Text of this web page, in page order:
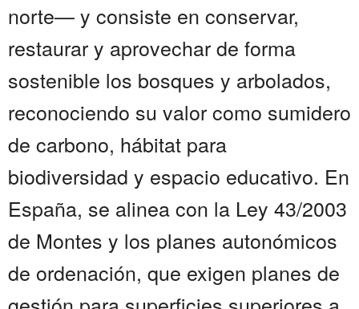
norte— y consiste en conservar,
restaurar y aprovechar de forma
sostenible los bosques y arbolados,
reconociendo su valor como sumidero
de carbono, hábitat para
biodiversidad y espacio educativo. En
España, se alinea con la Ley 43/2003
de Montes y los planes autonómicos
de ordenación, que exigen planes de